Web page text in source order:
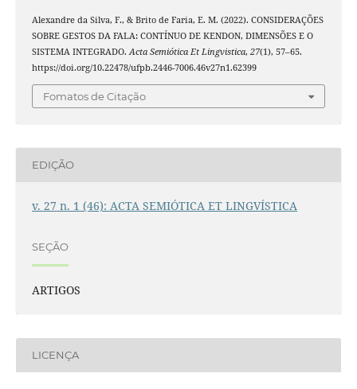
Alexandre da Silva, F., & Brito de Faria, E. M. (2022). CONSIDERAÇÕES
SOBRE GESTOS DA FALA: CONTÍNUO DE KENDON, DIMENSÕES E O
SISTEMA INTEGRADO.Acta Semiótica Et Lingvistica, 27(1), 57–65.
https://doi.org/10.22478/ufpb.2446-7006.46v27n1.62399
Fomatos de Citação
EDIÇÃO
v. 27 n. 1 (46): ACTA SEMIÓTICA ET LINGVÍSTICA
SEÇÃO
ARTIGOS
LICENÇA